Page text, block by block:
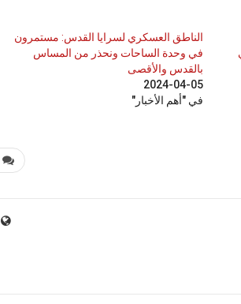
الناطق العسكري لسرايا القدس: مستمرون
في وحدة الساحات ونحذر من المساس
بالقدس والأقصى
2024-04-05
في "أهم الأخبار"